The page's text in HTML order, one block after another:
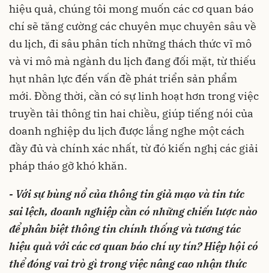
hiệu quả, chúng tôi mong muốn các cơ quan báo
chí sẽ tăng cường các chuyên mục chuyên sâu về
du lịch, đi sâu phân tích những thách thức vĩ mô
và vi mô mà ngành du lịch đang đối mặt, từ thiếu
hụt nhân lực đến vấn đề phát triển sản phẩm
mới. Đồng thời, cần có sự linh hoạt hơn trong việc
truyền tải thông tin hai chiều, giúp tiếng nói của
doanh nghiệp du lịch được lắng nghe một cách
đầy đủ và chính xác nhất, từ đó kiến nghị các giải
pháp tháo gỡ khó khăn.
- Với sự bùng nổ của thông tin giả mạo và tin tức
sai lệch, doanh nghiệp cần có những chiến lược nào
để phân biệt thông tin chính thống và tương tác
hiệu quả với các cơ quan báo chí uy tín? Hiệp hội có
thể đóng vai trò gì trong việc nâng cao nhận thức